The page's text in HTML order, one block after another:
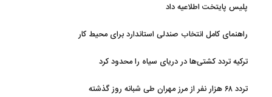
پلیس پایتخت اطلاعیه داد
راهنمای کامل انتخاب صندلی استاندارد برای محیط کار
ترکیه تردد کشتی‌ها در دریای سیاه را محدود کرد
تردد ۶۸ هزار نفر از مرز مهران طی شبانه روز گذشته